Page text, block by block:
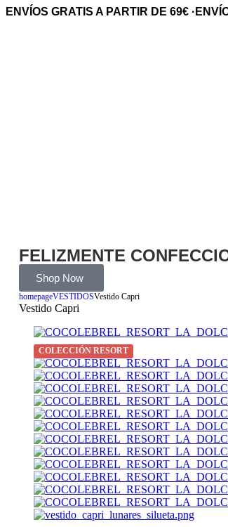
ENVÍOS GRATIS A PARTIR DE 69€ ·
FELIZMENTE
Shop Now
homepageVESTIDOSVestido Capri
Vestido Capri
COLECCIÓN RESORT